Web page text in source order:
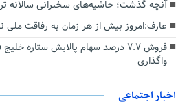
آنچه گذشت؛ حاشیه‌های سخنرانی سالانه
عارف:امروز بیش از هر زمان به رفاقت ملی
فروش ۷.۷ درصد سهام پالایش ستاره
واگذاری
اخبار اجتماعی